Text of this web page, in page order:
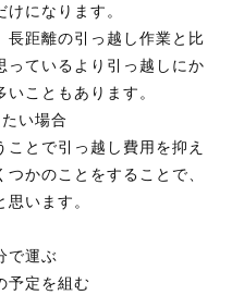
になります。
長距離の引っ越し作業と比
っているより引っ越しにか
こともあります。
い場合
とで引っ越し費用を抑え
かのことをすることで、
います。
で運ぶ
予定を組む